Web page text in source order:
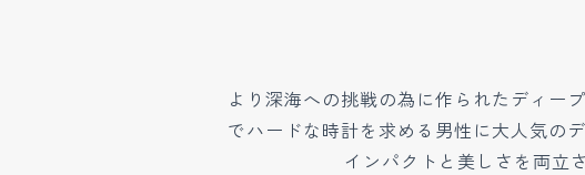
より深海への挑戦の為に作られたディー
でハードな時計を求める男性に大人気の
インパクトと美しさを両立